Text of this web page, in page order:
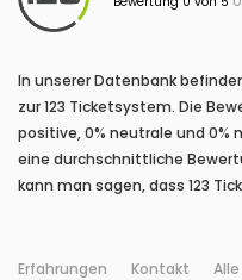
In unserer Datenbank
zur 123 Ticketsystem. Die
positive, 0% neutrale und 0%
eine durchschnittliche
kann man sagen, dass 123
Erfahrungen Kontakt